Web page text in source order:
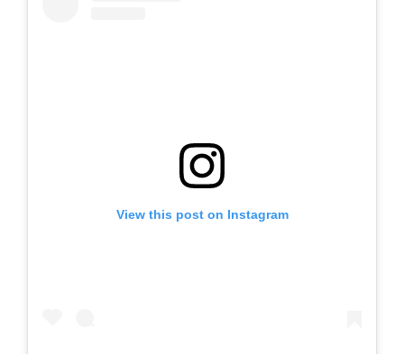
View this post on Instagram